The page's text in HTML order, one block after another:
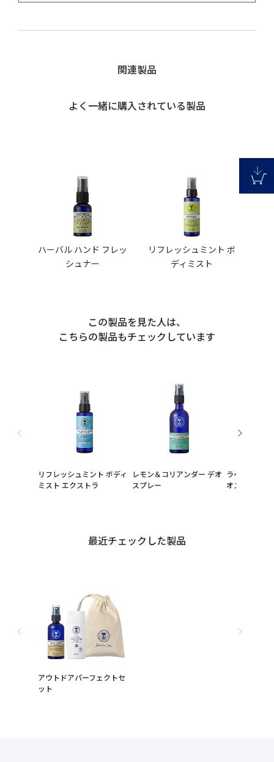
関連製品
よく一緒に購入されている製品
ハーバル ハンド フレッ
シュナー
リフレッシュミント ボ
ディミスト
この製品を見た人は、
こちらの製品もチェックしています
リフレッシュミント ボディ
ミスト エクストラ
レモン＆コリアンダー デオ
スプレー
ラベンダー＆
オスプレー
最近チェックした製品
アウトドアパーフェクトセ
ット